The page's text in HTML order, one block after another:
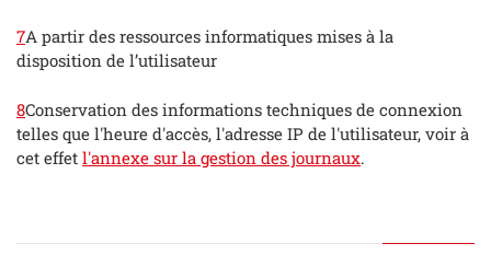
7A partir des ressources informatiques mises à la
disposition de l’utilisateur
8Conservation des informations techniques de connexion
telles que l'heure d'accès, l'adresse IP de l'utilisateur, voir à
cet effet l'annexe sur la gestion des journaux.